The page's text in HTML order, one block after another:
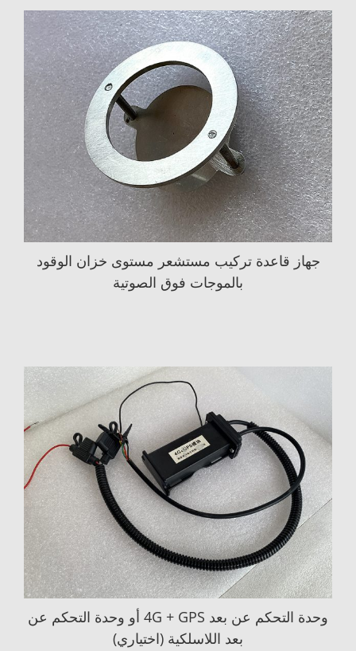
جهاز قاعدة تركيب مستشعر مستوى خزان الوقود
بالموجات فوق الصوتية
وحدة التحكم عن بعد 4G + GPS أو وحدة التحكم عن
بعد اللاسلكية (اختياري)